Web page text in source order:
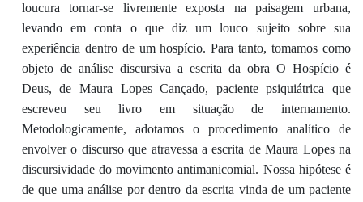
loucura tornar-se livremente exposta na paisagem urbana,
levando em conta o que diz um louco sujeito sobre sua
experiência dentro de um hospício. Para tanto, tomamos como
objeto de análise discursiva a escrita da obra O Hospício é
Deus, de Maura Lopes Cançado, paciente psiquiátrica que
escreveu seu livro em situação de internamento.
Metodologicamente, adotamos o procedimento analítico de
envolver o discurso que atravessa a escrita de Maura Lopes na
discursividade do movimento antimanicomial. Nossa hipótese é
de que uma análise por dentro da escrita vinda de um paciente